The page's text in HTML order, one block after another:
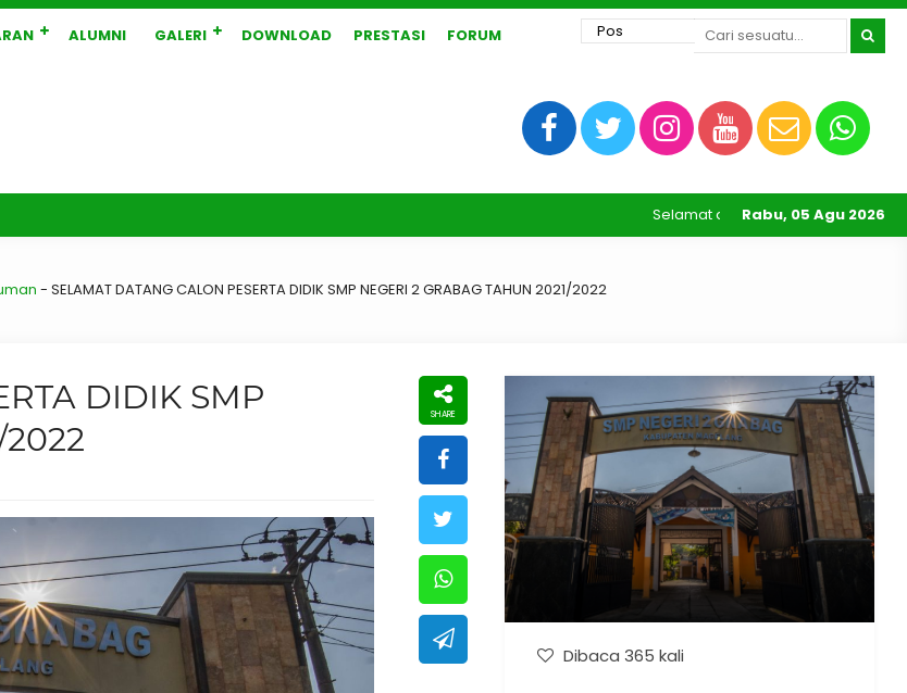
ALUMNI GALERI DOWNLOAD PRESTASI FORUM
Rabu, 05 Agu 2026
Selamat datang di halaman resmi
- SELAMAT DATANG CALON PESERTA DIDIK SMP NEGERI 2 GRABAG TAHUN 2021/2022
DIDIK SMP
2022
Dibaca 365 kali